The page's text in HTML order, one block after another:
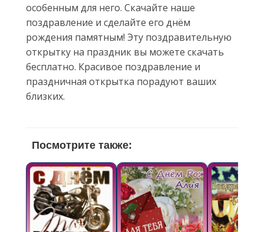
особенным для него. Скачайте наше
поздравление и сделайте его днём
рождения памятным! Эту поздравительную
открытку на праздник вы можете скачать
бесплатно. Красивое поздравление и
праздничная открытка порадуют ваших
близких.
Посмотрите также: